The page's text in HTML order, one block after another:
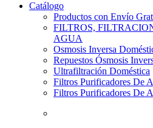
Catálogo
Productos con Envío
FILTROS,
AGUA
Osmosis Inversa
Repuestos Ósmosis
Ultrafiltración Doméstica
Filtros Purificadores De
Filtros Purificadores De